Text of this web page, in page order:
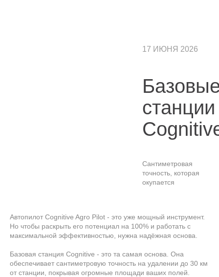
17 ИЮНЯ 2026
станции
Сантиметровая
точность, которая
окупается
Автопилот Cognitive Agro Pilot - это уже мощный инструмент.
Но чтобы раскрыть его потенциал на 100% и работать с
максимальной эффективностью, нужна надёжная основа.
Базовая станция Cognitive - это та самая основа. Она
обеспечивает сантиметровую точность на удалении до 30 км
от станции, покрывая огромные площади ваших полей.